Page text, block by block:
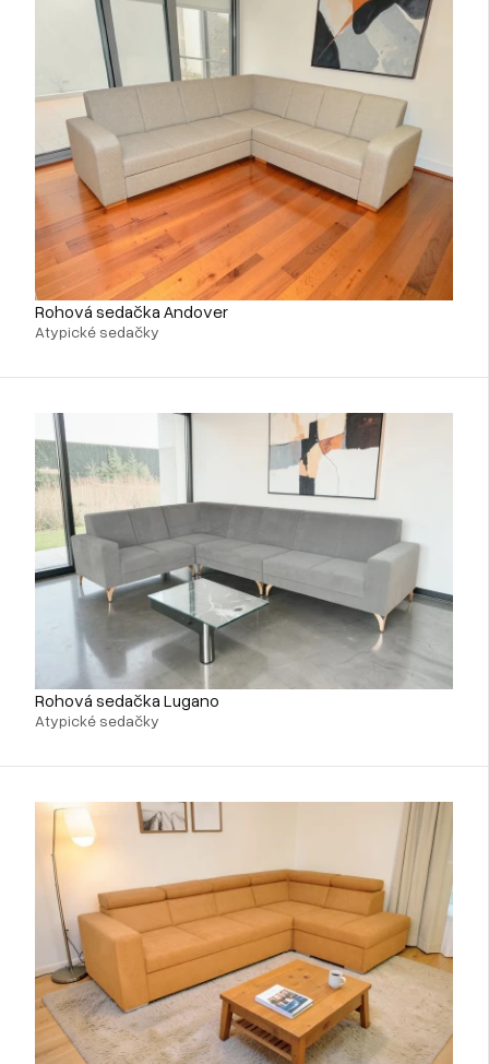
Rohová sedačka Andover
Atypické sedačky
Rohová sedačka Lugano
Atypické sedačky